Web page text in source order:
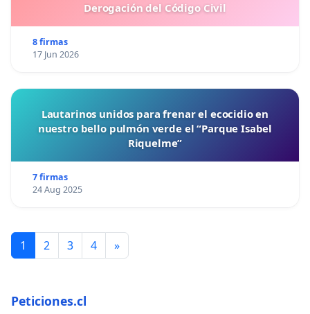
Derogación del Código Civil
8 firmas
17 Jun 2026
Lautarinos unidos para frenar el ecocidio en
nuestro bello pulmón verde el “Parque Isabel
Riquelme”
7 firmas
24 Aug 2025
1 2 3 4 »
Peticiones.cl